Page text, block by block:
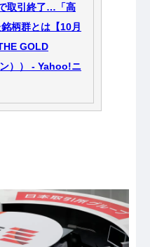
取引終了…「高
柄群とは【10月
GOLD
）） - Yahoo!ニ